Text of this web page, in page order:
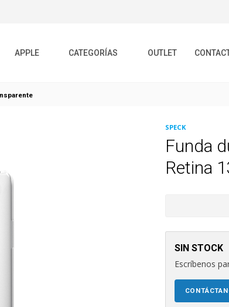
APPLE CATEGORÍAS OUTLET
SPECK
Funda
Retina
SIN STOCK
Escríbenos